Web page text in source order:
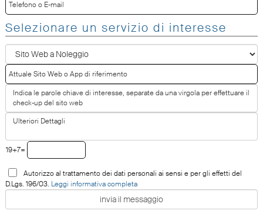
Selezionare un servizio di interesse
19+7=
Autorizzo al trattamento dei dati personali ai sensi e per gli effetti del
D.Lgs. 196/03. Leggi informativa completa